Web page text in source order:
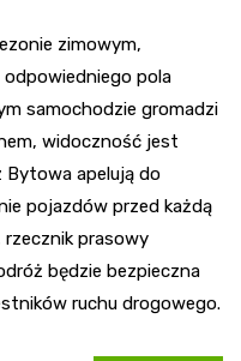
zimowym,
pola
samochodzie gromadzi
widoczność jest
Bytowa apelują do
pojazdów przed każdą
prasowy
będzie bezpieczna
ruchu drogowego.